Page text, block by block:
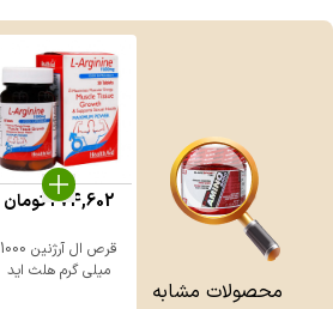
محصولات مشابه
قرص ال آرژنین 1000
میلی گرم هلث اید
274,602تومان